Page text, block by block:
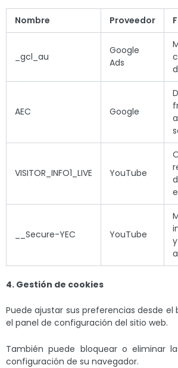
Nombre Proveedor
_gcl_au
Google
Ads
AEC Google
VISITOR_INFO1_LIVE YouTube
__Secure-YEC YouTube
4. Gestión de cookies
Puede ajustar sus preferencias desde el
el panel de configuración del sitio web.
También puede bloquear o eliminar
configuración de su navegador.